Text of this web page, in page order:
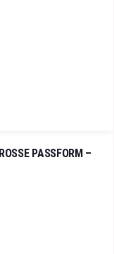
PASSFORM – F